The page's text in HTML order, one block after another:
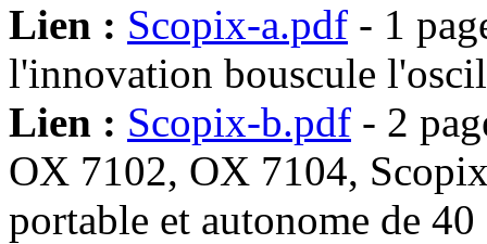
Lien : Scopix-a.pdf - 1
l'innovation bouscule
Lien : Scopix-b.pdf - 2
OX 7102, OX 7104,
portable et autonome de